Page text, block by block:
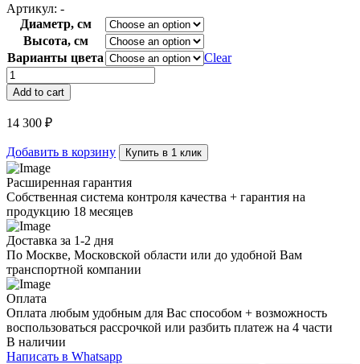
Артикул: -
Диаметр, см
Высота, см
Варианты цвета
Clear
Люстра
Cipher
Vertical
B
quantity
Add to cart
14 300 ₽
Добавить в корзину Купить в 1 клик
Расширенная гарантия
Собственная система контроля качества + гарантия на
продукцию 18 месяцев
Доставка за 1-2 дня
По Москве, Московской области или до удобной Вам
транспортной компании
Оплата
Оплата любым удобным для Вас способом + возможность
воспользоваться рассрочкой или разбить платеж на 4 части
В наличии
Написать в Whatsapp